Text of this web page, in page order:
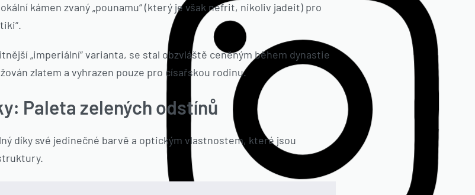
kámen zvaný „pounamu“ (který je však nefrit, nikoliv jadeit) pro
„imperiální“ varianta, se stal obzvláště ceněným během dynastie
zlatem a vyhrazen pouze pro císařskou rodinu.
Paleta zelených odstínů
díky své jedinečné barvě a optickým vlastnostem, které jsou